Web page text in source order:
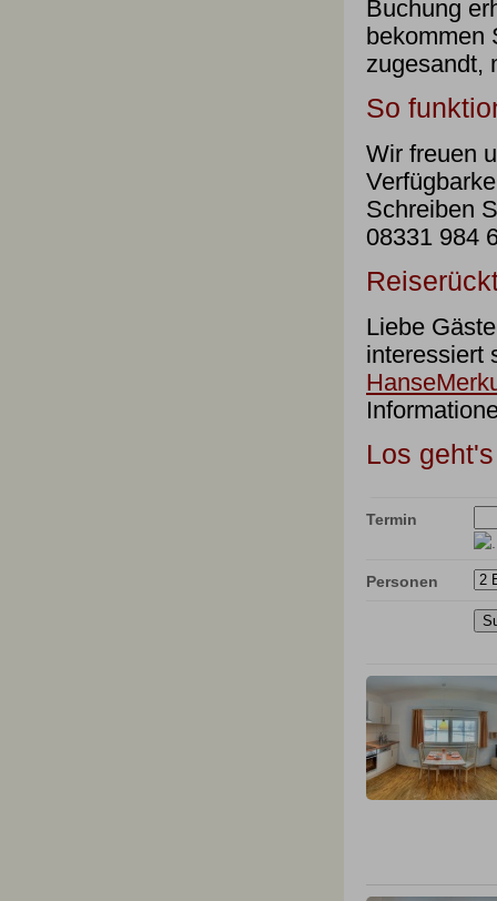
Buchung
bekommen
zugesandt,
So
Wir freuen
Schreiben
08331 984
Liebe
interessiert
Los geht's
Termin
Personen